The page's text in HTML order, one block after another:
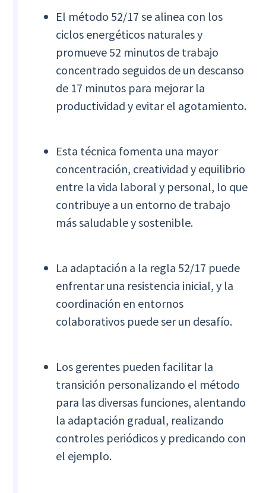
El método 52/17 se alinea con los
ciclos energéticos naturales y
promueve 52 minutos de trabajo
concentrado seguidos de un descanso
de 17 minutos para mejorar la
productividad y evitar el agotamiento.
Esta técnica fomenta una mayor
concentración, creatividad y equilibrio
entre la vida laboral y personal, lo que
contribuye a un entorno de trabajo
más saludable y sostenible.
La adaptación a la regla 52/17 puede
enfrentar una resistencia inicial, y la
coordinación en entornos
colaborativos puede ser un desafío.
Los gerentes pueden facilitar la
transición personalizando el método
para las diversas funciones, alentando
la adaptación gradual, realizando
controles periódicos y predicando con
el ejemplo.